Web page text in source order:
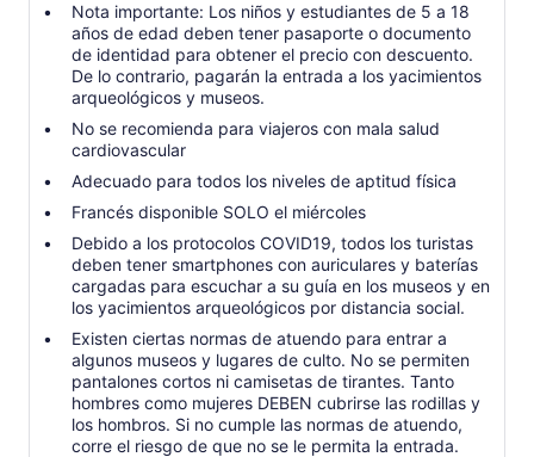
Nota importante: Los niños y estudiantes de 5 a 18
años de edad deben tener pasaporte o documento
de identidad para obtener el precio con descuento.
De lo contrario, pagarán la entrada a los yacimientos
arqueológicos y museos.
No se recomienda para viajeros con mala salud
cardiovascular
Adecuado para todos los niveles de aptitud física
Francés disponible SOLO el miércoles
Debido a los protocolos COVID19, todos los turistas
deben tener smartphones con auriculares y baterías
cargadas para escuchar a su guía en los museos y en
los yacimientos arqueológicos por distancia social.
Existen ciertas normas de atuendo para entrar a
algunos museos y lugares de culto. No se permiten
pantalones cortos ni camisetas de tirantes. Tanto
hombres como mujeres DEBEN cubrirse las rodillas y
los hombros. Si no cumple las normas de atuendo,
corre el riesgo de que no se le permita la entrada.